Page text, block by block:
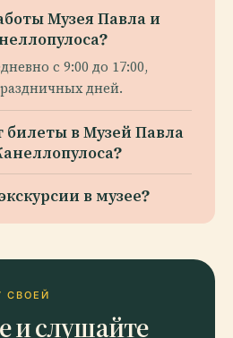
Музея Павла и
с 9:00 до 17:00,
дней.
билеты в Музей Павла
в музее?
СВОЕЙ
и слушайте